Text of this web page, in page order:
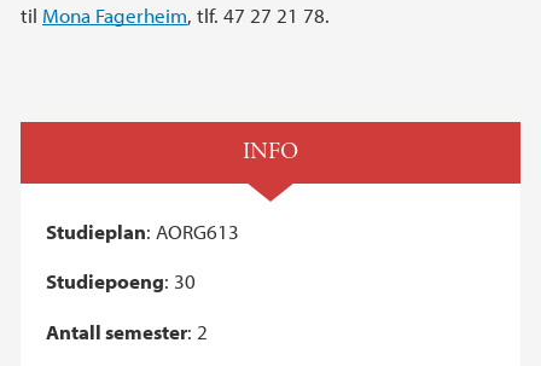
til Mona Fagerheim, tlf. 47 27 21 78.
INFO
Studieplan: AORG613
Studiepoeng: 30
Antall semester: 2